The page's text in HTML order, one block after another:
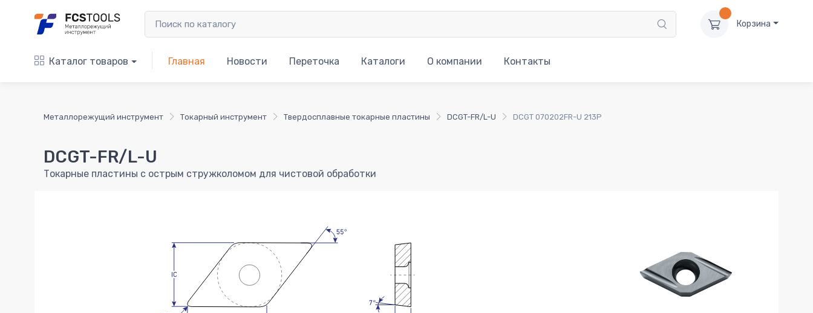
Корзина
Каталог товаров Главная Новости Переточка Каталоги О компании Контакты
Металлорежущий инструмент Токарный инструмент Твердосплавные токарные пластины DCGT-FR/L-U DCGT 070202FR-U 213P
DCGT-FR/L-U
Токарные пластины с острым стружколомом для чистовой обработки